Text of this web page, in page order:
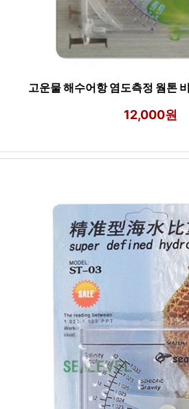
고운물 해수어항 염도측정 웜톤
12,000원